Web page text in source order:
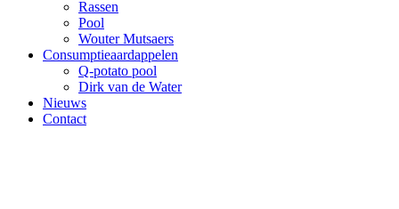
Rassen
Pool
Wouter Mutsaers
Consumptieaardappelen
Q-potato pool
Dirk van de Water
Nieuws
Contact